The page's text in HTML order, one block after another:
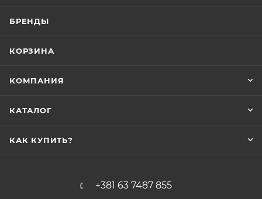
БРЕНДЫ
КОРЗИНА
КОМПАНИЯ
КАТАЛОГ
КАК КУПИТЬ?
+381 63 7487 855